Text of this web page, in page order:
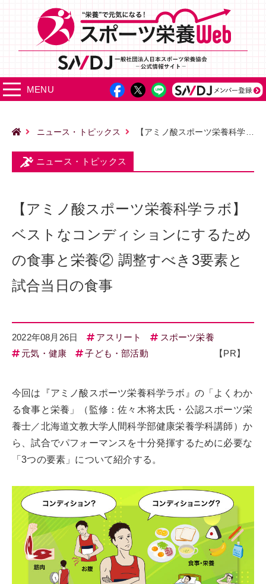
MENU
ニュース・トピックス 【アミノ酸スポーツ栄養科学ラボ】ベストなコンディションにするための食事と栄養② 調整すべき3要素と試合当日の食事
ニュース・トピックス
【アミノ酸スポーツ栄養科学ラボ】
ベストなコンディションにするため
の食事と栄養② 調整すべき3要素と
試合当日の食事
2022年08月26日 アスリート
スポーツ栄養
元気・健康
子ども・部活動 【PR】
今回は『アミノ酸スポーツ栄養科学ラボ』の「よくわか
る食事と栄養」（監修：佐々木将太氏・公認スポーツ栄
養士／北海道文教大学人間科学部健康栄養学科講師）か
ら、試合でパフォーマンスを十分発揮するために必要な
「3つの要素」について紹介する。